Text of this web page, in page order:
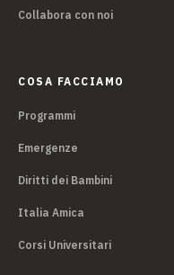
Collabora con noi
COSA FACCIAMO
Programmi
Emergenze
Diritti dei Bambini
Italia Amica
Corsi Universitari